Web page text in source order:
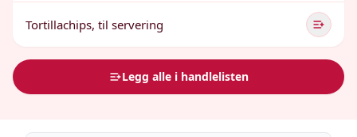
Tortillachips, til servering
Legg alle i handlelisten